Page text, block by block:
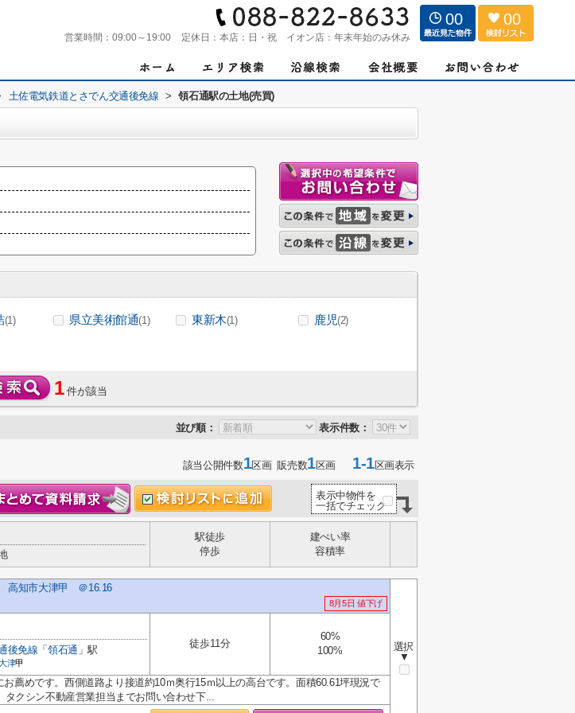
営業時間： 09:00～19:00 定休日： 本店：日・祝 イオン店：年末年始のみ休み
00 00
土佐電気鉄道とさでん交通後免線 > 領石通駅の土地(売買)
(1) 県立美術館通(1) 東新木(1) 鹿児(2)
1 件が該当
並び順： 表示件数：
該当公開件数1区画 販売数1区画1-1区画表示
表示中物件を
一括でチェック
駅徒歩
停歩
建ぺい率
容積率
高知市大津甲 ＠16.16
8月5日 値下げ
選択
▼
後免線 「領石通 」駅
津甲
徒歩11分
60%
100%
薦めです。西側道路より接道約10ｍ奥行15ｍ以上の高台です。面積60.61坪現況で
タクシン不動産営業担当までお問い合わせ下...